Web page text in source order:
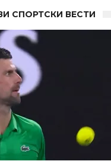
СПОРТСКИ ВЕСТИ